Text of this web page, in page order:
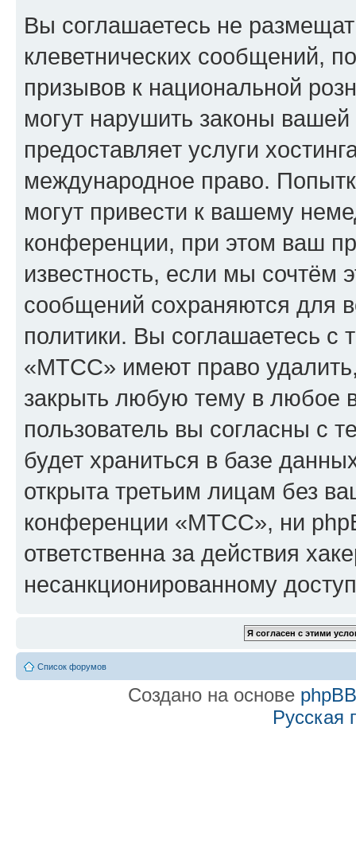
Вы соглашаетесь не
клеветнических сообщений,
призывов к национальной
могут нарушить законы
предоставляет услуги
международное право.
могут привести к вашему
конференции, при этом ваш
известность, если мы сочтём
сообщений сохраняются для
политики. Вы соглашаетесь
«МТСС» имеют право удалить,
закрыть любую тему в любое
пользователь вы согласны с
будет храниться в базе
открыта третьим лицам без
конференции «МТСС», ни
ответственна за действия
несанкционированному
Список форумов
Создано на основе phpBB
Русская